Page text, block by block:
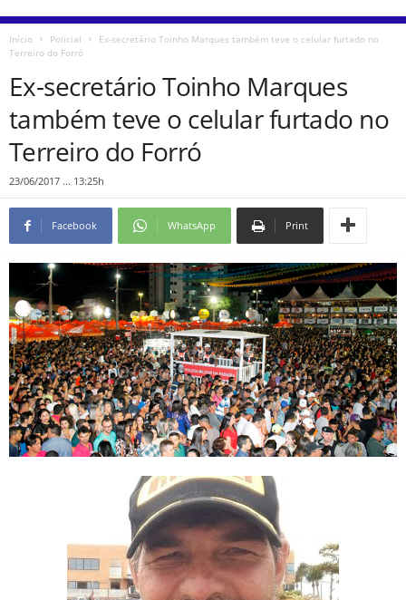
Início Policial
Ex-secretário Toinho Marques também teve o celular furtado no
Terreiro do Forró
Ex-secretário Toinho Marques
também teve o celular furtado no
Terreiro do Forró
23/06/2017 ... 13:25h
Facebook WhatsApp Print